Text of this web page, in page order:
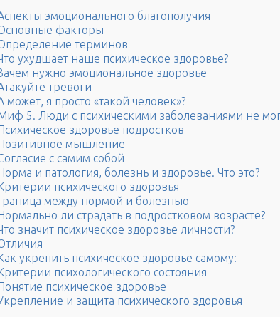
эмоционального благополучия
факторы
терминов
ухудшает наше психическое здоровье?
нужно эмоциональное здоровье
тревоги
может, я просто «такой человек»?
5. Люди с психическими заболеваниями не
здоровье подростков
мышление
с самим собой
и патология, болезнь и здоровье. Что это?
психического здоровья
между нормой и болезнью
ли страдать в подростковом возрасте?
значит психическое здоровье личности?
укрепить психическое здоровье самому:
психологического состояния
психическое здоровье
и защита психического здоровья